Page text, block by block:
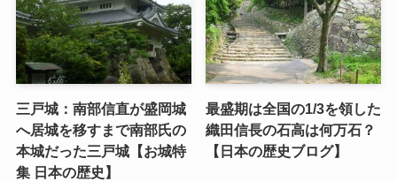
三戸城：南部信直が盛岡城
へ居城を移すまで南部氏の
本城だった三戸城【お城特
集 日本の歴史】
最盛期は全国の1/3を領した
織田信長の石高は何万石？
【日本の歴史ブログ】